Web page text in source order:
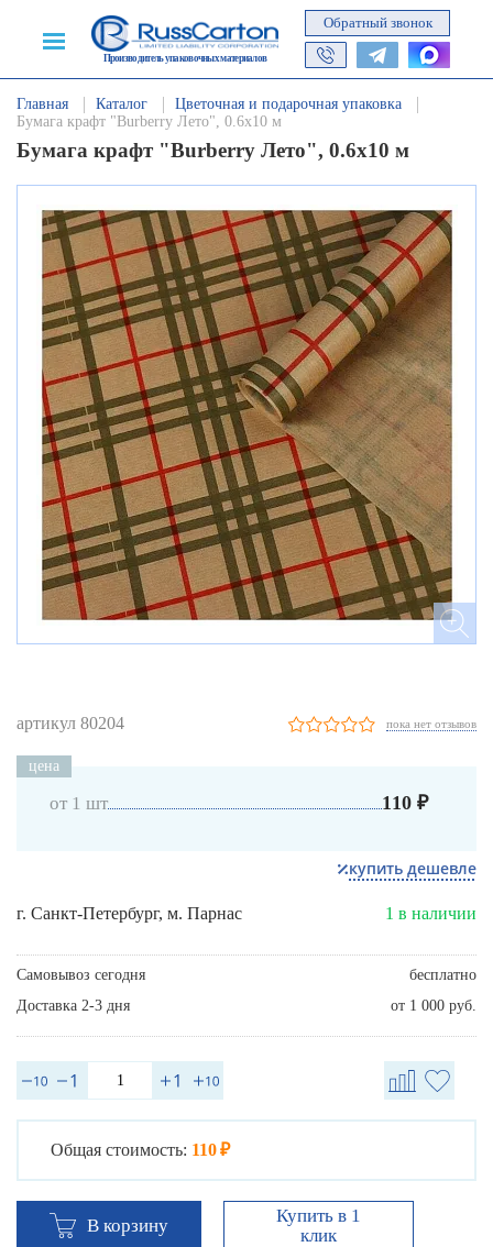
Производитель упаковочных материалов
Обратный звонок
Главная Каталог
Цветочная и подарочная упаковка
Бумага крафт "Burberry Лето", 0.6х10 м
Бумага крафт "Burberry Лето", 0.6х10 м
артикул 80204 пока нет отзывов
цена
от 1 шт 110 ₽
купить дешевле
г. Санкт-Петербург, м. Парнас 1 в наличии
Самовывоз сегодня
бесплатно
Доставка 2-3 дня
от 1 000 руб.
Общая стоимость: 110 ₽
В корзину
Купить в 1
клик